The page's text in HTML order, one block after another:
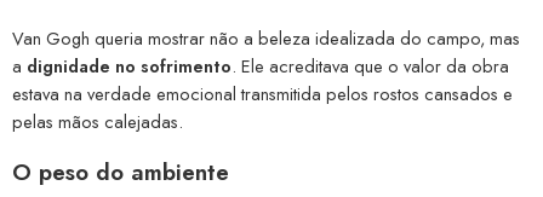
Van Gogh queria mostrar não a beleza idealizada do campo, mas
a dignidade no sofrimento. Ele acreditava que o valor da obra
estava na verdade emocional transmitida pelos rostos cansados e
pelas mãos calejadas.
O peso do ambiente